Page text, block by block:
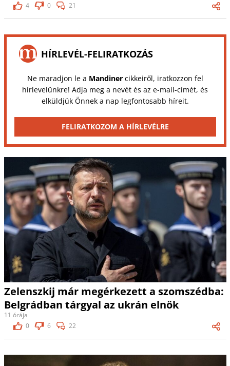
4
0 21
HÍRLEVÉL-FELIRATKOZÁS
Ne maradjon le a Mandinercikkeiről, iratkozzon fel
hírlevelünkre! Adja meg a nevét és az e-mail-címét, és
elküldjük Önnek a nap legfontosabb híreit.
FELIRATKOZOM A HÍRLEVÉLRE
Zelenszkij már megérkezett a szomszédba:
Belgrádban tárgyal az ukrán elnök
11 órája
0
6 22